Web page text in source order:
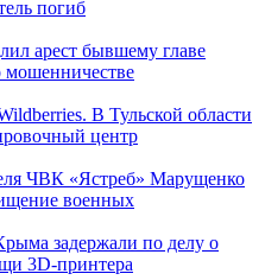
погиб
арест бывшему главе
мошенничестве
В Тульской области
центр
ЧВК «Ястреб» Марущенко
военных
задержали по делу о
3D‑принтера